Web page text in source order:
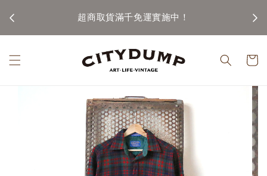
超商取貨滿千免運實施中！